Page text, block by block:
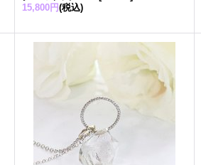
15,800円(税込)